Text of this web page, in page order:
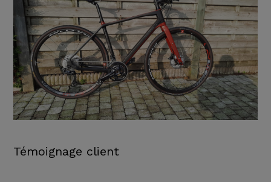
Témoignage client